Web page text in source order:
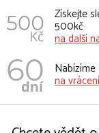
Získejte
500kč
na další
na